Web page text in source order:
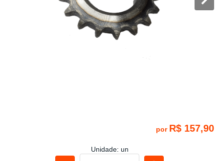
por R$ 157,90
Unidade: un